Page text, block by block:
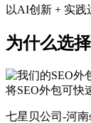
以AI创新 + 实践
为什么选
将SEO外包可快
七星贝公司-河